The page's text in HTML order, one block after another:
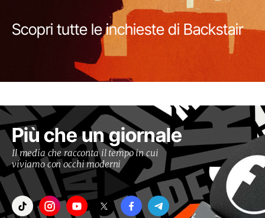
Scopri tutte le inchieste di Backstair
Più che un giornale
Il media che racconta il tempo in cui
viviamo con occhi moderni